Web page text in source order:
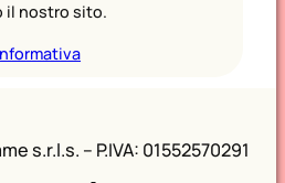
il nostro sito.
s.r.l.s. – P.IVA: 01552570291